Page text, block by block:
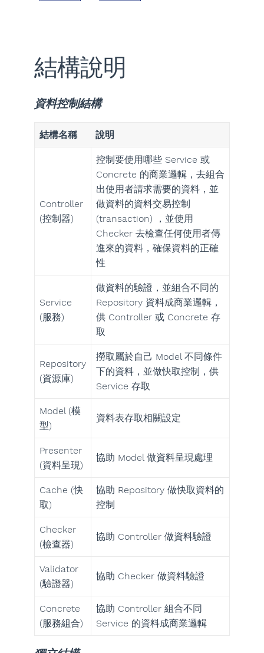
結構說明
資料控制結構
結構名稱 說明
Controller
(控制器)
控制要使用哪些 Service 或
Concrete 的商業邏輯，去組合
出使用者請求需要的資料，並
做資料的資料交易控制
(transaction) ，並使用
Checker 去檢查任何使用者傳
進來的資料，確保資料的正確
性
Service
(服務)
做資料的驗證，並組合不同的
Repository 資料成商業邏輯，
供 Controller 或 Concrete 存
取
Repository
(資源庫)
撈取屬於自己 Model 不同條件
下的資料，並做快取控制，供
Service 存取
Model (模
型)
資料表存取相關設定
Presenter
(資料呈現)
協助 Model 做資料呈現處理
Cache (快
取)
協助 Repository 做快取資料的
控制
Checker
(檢查器)
協助 Controller 做資料驗證
Validator
(驗證器)
協助 Checker 做資料驗證
Concrete
(服務組合)
協助 Controller 組合不同
Service 的資料成商業邏輯